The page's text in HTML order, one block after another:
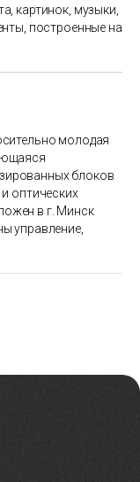
картинок, музыки,
построенные на
молодая
блоков
оптических
в г. Минск
управление,